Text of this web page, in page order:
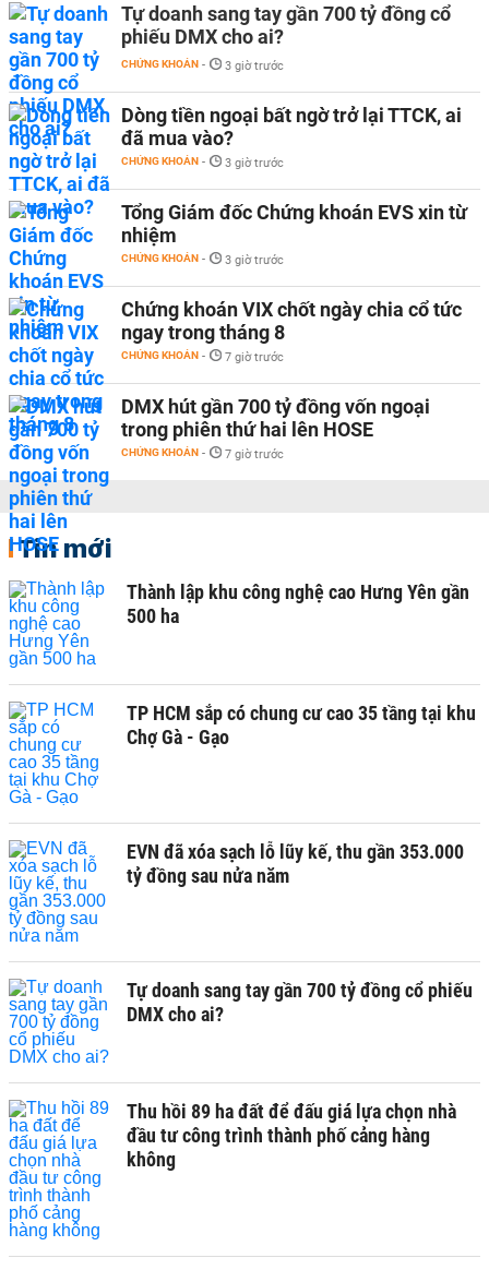
Tự doanh sang tay gần 700 tỷ đồng cổ
phiếu DMX cho ai?
CHỨNG KHOÁN - 3 giờ trước
Dòng tiền ngoại bất ngờ trở lại TTCK, ai
đã mua vào?
CHỨNG KHOÁN - 3 giờ trước
Tổng Giám đốc Chứng khoán EVS xin từ
nhiệm
CHỨNG KHOÁN - 3 giờ trước
Chứng khoán VIX chốt ngày chia cổ tức
ngay trong tháng 8
CHỨNG KHOÁN - 7 giờ trước
DMX hút gần 700 tỷ đồng vốn ngoại
trong phiên thứ hai lên HOSE
CHỨNG KHOÁN - 7 giờ trước
Tin mới
Thành lập khu công nghệ cao Hưng Yên gần
500 ha
TP HCM sắp có chung cư cao 35 tầng tại khu
Chợ Gà - Gạo
EVN đã xóa sạch lỗ lũy kế, thu gần 353.000
tỷ đồng sau nửa năm
Tự doanh sang tay gần 700 tỷ đồng cổ phiếu
DMX cho ai?
Thu hồi 89 ha đất để đấu giá lựa chọn nhà
đầu tư công trình thành phố cảng hàng
không